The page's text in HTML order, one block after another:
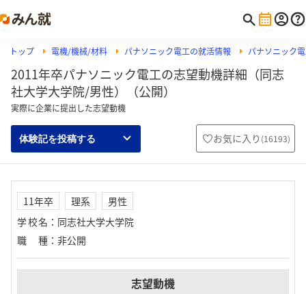
トップ 電機/機械/材料 パナソニック電工の就活情報 パナソニック
2011年卒パナソニック電工の志望動機詳細（同志
社大学大学院/男性）（公開）
実際に企業に提出した志望動機
体験記を投稿する お気に入り (16193)
11年卒 理系
男性
学校名 ： 同志社大学大学院
職種 ： 非公開
志望動機